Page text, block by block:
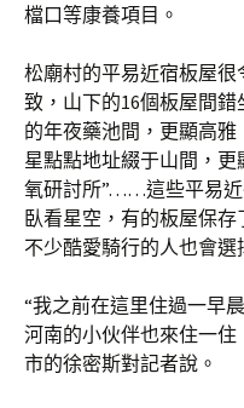
檔口等康養項目。
松廟村的平易近宿板屋
致，山下的16個板屋間
的年夜藥池間，更顯高
星點點地址綴于山間，更
氧研討所”……這些平易
臥看星空，有的板屋保存
不少酷愛騎行的人也會選
“我之前在這里住過一早
河南的小伙伴也來住一
市的徐密斯對記者說。